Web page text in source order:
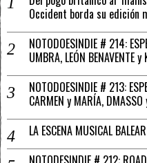
Occident borda su edición
NOTODOESINDIE # 214:
UMBRA, LEÓN BENAVENTE y
NOTODOESINDIE # 213:
CARMEN y MARÍA,
LA ESCENA MUSICAL